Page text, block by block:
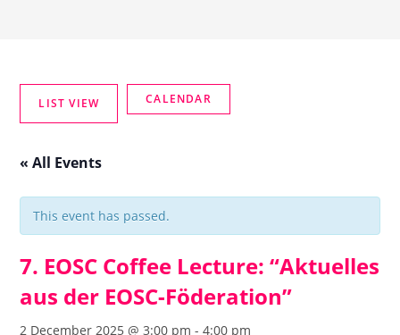
« All Events
This event has passed.
7. EOSC Coffee Lecture: “Aktuelles
aus der EOSC-Föderation”
2 December 2025 @ 3:00 pm -4:00 pm